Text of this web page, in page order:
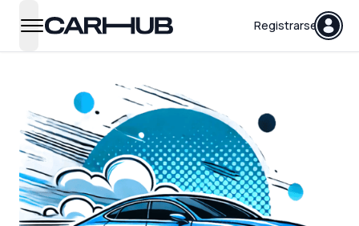
open navigation menu
Carhub Registrarse